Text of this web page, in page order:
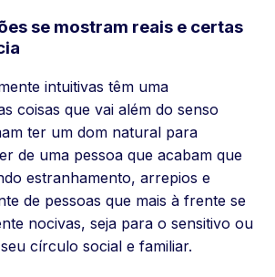
se mostram reais e certas
intuitivas têm uma
coisas que vai além do senso
ter um dom natural para
de uma pessoa que acabam que
estranhamento, arrepios e
de pessoas que mais à frente se
nocivas, seja para o sensitivo ou
círculo social e familiar.